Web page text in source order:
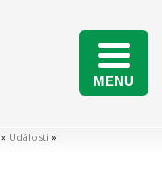
MENU
» Události »